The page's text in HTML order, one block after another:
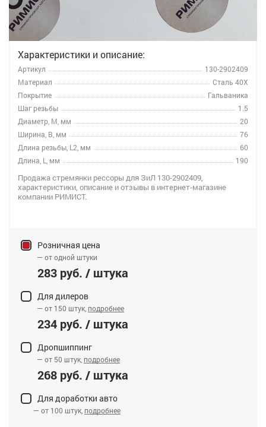
Характеристики и описание:
Артикул
130-2902409
Материал
Сталь 40Х
Покрытие
Гальваника
Шаг резьбы
1.5
Диаметр, M, мм
20
Ширина, B, мм
76
Длина резьбы, L2, мм
60
Длина, L, мм
190
Продажа стремянки рессоры для ЗиЛ 130-2902409,
характеристики, описание и отзывы в интернет-магазине
компании РИМИСТ.
Розничная цена
— от одной штуки
283 руб. / штука
Для дилеров
— от 150 штук, подробнее
234 руб. / штука
Дропшиппинг
— от 50 штук, подробнее
268 руб. / штука
Для доработки авто
— от 100 штук, подробнее